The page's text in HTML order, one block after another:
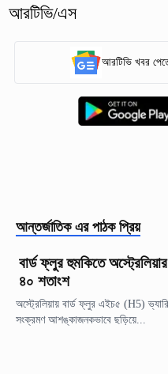
আরটিভি/এস
আরটিভি খবর
আন্তর্জাতিক এর পাঠক প্রিয়
বার্ড ফ্লুর হুমকিতে
৪০ শতাংশ
অস্ট্রেলিয়ায় বার্ড ফ্লুর এইচ৫ (H5)
সংক্রমণ আশঙ্কাজনকভাবে ছড়িয়ে...